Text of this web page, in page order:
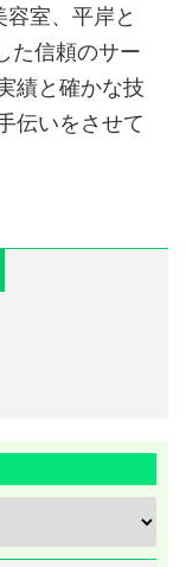
室、平岸と
た信頼のサー
績と確かな技
伝いをさせて